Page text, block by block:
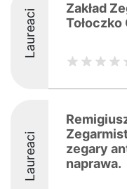
Laureaci
Zakład
Tołoczko
Laureaci
zegary
naprawa.